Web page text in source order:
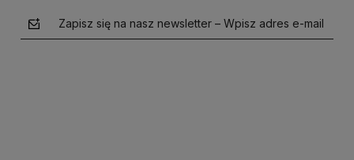
Zapisz się na nasz newsletter – Wpisz adres e-mail